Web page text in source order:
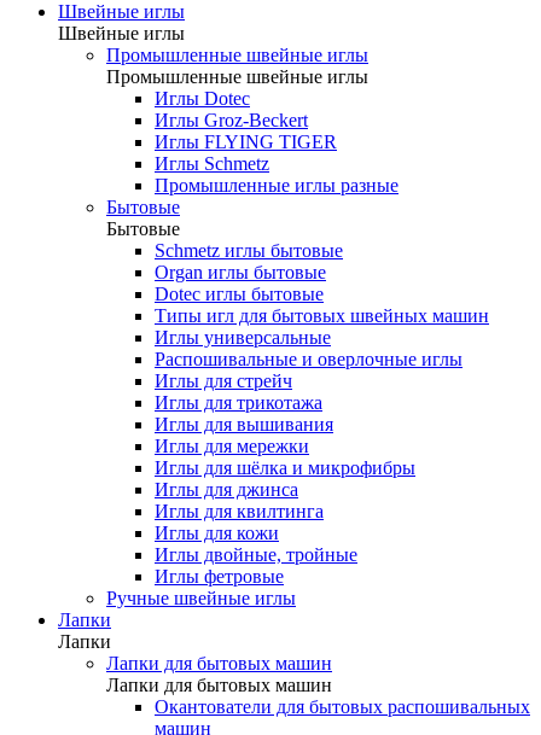
Швейные иглы
Швейные иглы
Промышленные швейные иглы
Промышленные швейные иглы
Иглы Dotec
Иглы Groz-Beckert
Иглы FLYING TIGER
Иглы Schmetz
Промышленные иглы разные
Бытовые
Бытовые
Schmetz иглы бытовые
Organ иглы бытовые
Dotec иглы бытовые
Типы игл для бытовых швейных машин
Иглы универсальные
Распошивальные и оверлочные иглы
Иглы для стрейч
Иглы для трикотажа
Иглы для вышивания
Иглы для мережки
Иглы для шёлка и микрофибры
Иглы для джинса
Иглы для квилтинга
Иглы для кожи
Иглы двойные, тройные
Иглы фетровые
Ручные швейные иглы
Лапки
Лапки
Лапки для бытовых машин
Лапки для бытовых машин
Окантователи для бытовых распошивальных
машин